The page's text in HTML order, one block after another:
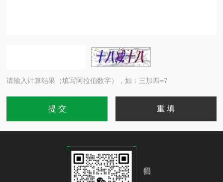
请输入计算结果（填写阿拉伯数字），如：三加四=7